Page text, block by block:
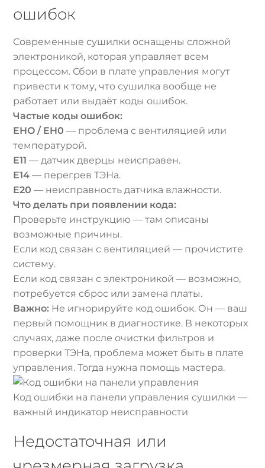
ошибок
Современные сушилки оснащены сложной
электроникой, которая управляет всем
процессом. Сбои в плате управления могут
привести к тому, что сушилка вообще не
работает или выдаёт коды ошибок.
Частые коды ошибок:
EHO / EH0 — проблема с вентиляцией или
температурой.
E11 — датчик дверцы неисправен.
E14 — перегрев ТЭНа.
E20 — неисправность датчика влажности.
Что делать при появлении кода:
Проверьте инструкцию — там описаны
возможные причины.
Если код связан с вентиляцией — прочистите
систему.
Если код связан с электроникой — возможно,
потребуется сброс или замена платы.
Важно: Не игнорируйте код ошибок. Он — ваш
первый помощник в диагностике. В некоторых
случаях, даже после очистки фильтров и
проверки ТЭНа, проблема может быть в плате
управления. Тогда нужна помощь мастера.
Код ошибки на панели управления сушилки —
важный индикатор неисправности
Недостаточная или